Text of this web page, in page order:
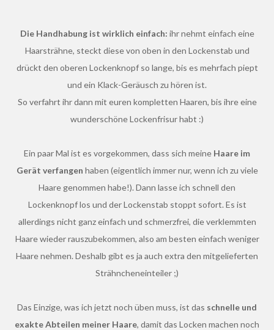
Die Handhabung ist wirklich einfach: ihr nehmt einfach eine
Haarsträhne, steckt diese von oben in den Lockenstab und
drückt den oberen Lockenknopf so lange, bis es mehrfach piept
und ein Klack-Geräusch zu hören ist.
So verfahrt ihr dann mit euren kompletten Haaren, bis ihre eine
wunderschöne Lockenfrisur habt :)
Ein paar Mal ist es vorgekommen, dass sich meine Haare im
Gerät verfangen haben (eigentlich immer nur, wenn ich zu viele
Haare genommen habe!). Dann lasse ich schnell den
Lockenknopf los und der Lockenstab stoppt sofort. Es ist
allerdings nicht ganz einfach und schmerzfrei, die verklemmten
Haare wieder rauszubekommen, also am besten einfach weniger
Haare nehmen. Deshalb gibt es ja auch extra den mitgelieferten
Strähncheneinteiler ;)
Das Einzige, was ich jetzt noch üben muss, ist das schnelle und
exakte Abteilen meiner Haare, damit das Locken machen noch